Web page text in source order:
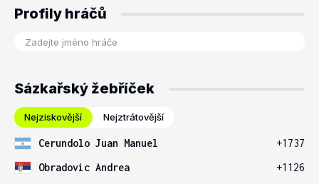
Profily hráčů
Sázkařský žebříček
Nejziskovější Nejztrátovější
Cerundolo Juan Manuel
+1737
Obradovic Andrea
+1126